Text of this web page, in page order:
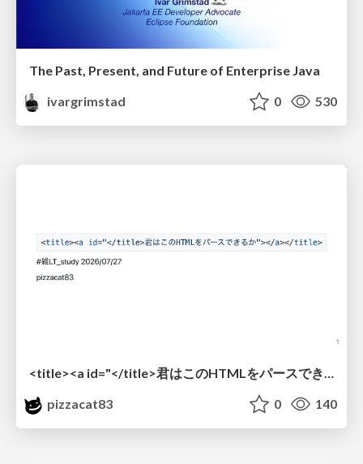
The Past, Present, and Future of Enterprise Java
ivargrimstad
0 530
pizzacat83
0 140